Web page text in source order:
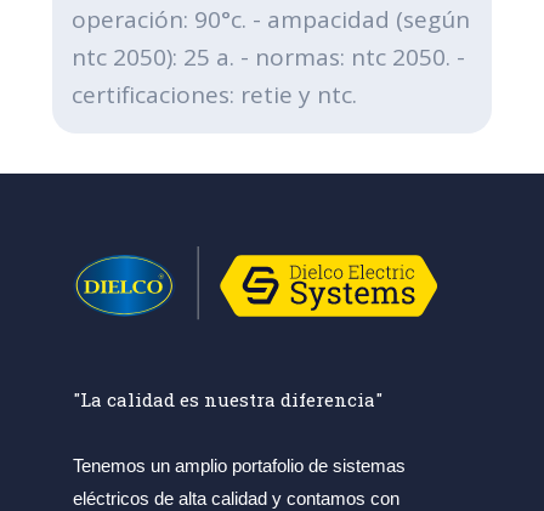
operación: 90°c. - ampacidad (según
ntc 2050): 25 a. - normas: ntc 2050. -
certificaciones: retie y ntc.
"La calidad es nuestra diferencia"
Tenemos un amplio portafolio de sistemas
eléctricos de alta calidad y contamos con